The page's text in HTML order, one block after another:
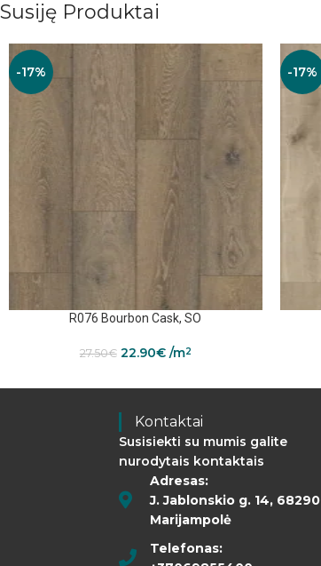
Susiję Produktai
-17%
R076 Bourbon Cask, SO
27.50€ 22.90€/m2
-17%
Kontaktai
Susisiekti su mumis galite
nurodytais kontaktais
Adresas:
J. Jablonskio g. 14, 68290
Marijampolė
Telefonas: